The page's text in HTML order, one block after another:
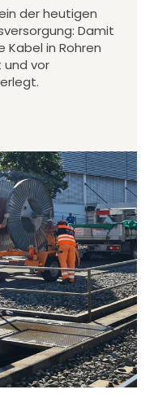
der heutigen
Damit
Kabel in Rohren
und vor